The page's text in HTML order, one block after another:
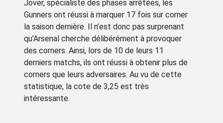
Jover, spécialiste des phases arrêtées, les
Gunners ont réussi à marquer 17 fois sur corner
la saison dernière. Il n’est donc pas surprenant
qu’Arsenal cherche délibérément à provoquer
des corners. Ainsi, lors de 10 de leurs 11
derniers matchs, ils ont réussi à obtenir plus de
corners que leurs adversaires. Au vu de cette
statistique, la cote de 3,25 est très
intéressante.